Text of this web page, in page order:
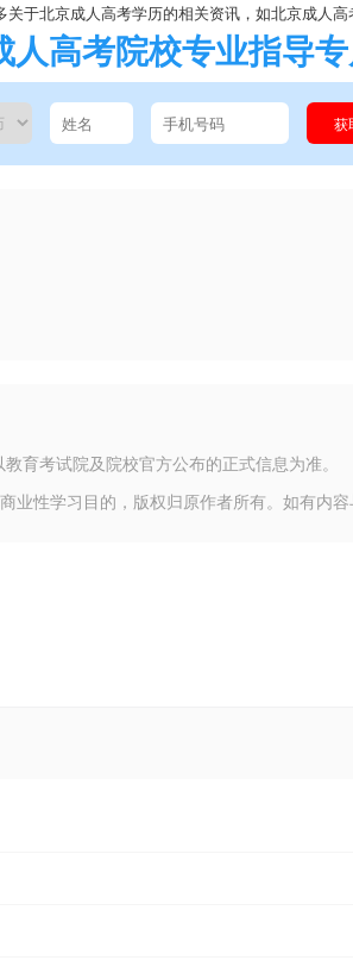
北京成人高考学历的相关资讯，如北京成人高
人高考院校专业指导
获
育考试院及院校官方公布的正式信息为准。
业性学习目的，版权归原作者所有。如有内